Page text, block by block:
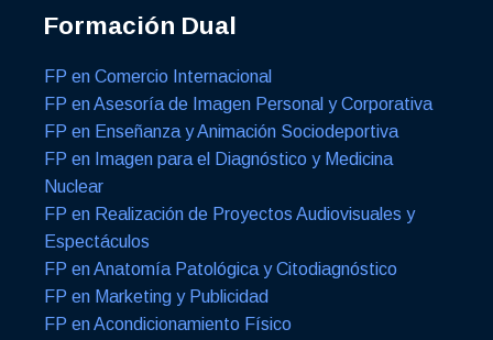
Formación Dual
FP en Comercio Internacional
FP en Asesoría de Imagen Personal y Corporativa
FP en Enseñanza y Animación Sociodeportiva
FP en Imagen para el Diagnóstico y Medicina
Nuclear
FP en Realización de Proyectos Audiovisuales y
Espectáculos
FP en Anatomía Patológica y Citodiagnóstico
FP en Marketing y Publicidad
FP en Acondicionamiento Físico